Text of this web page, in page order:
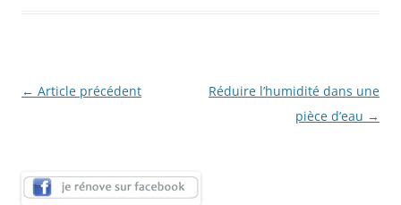
Navigation
← Article précédent
Réduire l’humidité dans une
pièce d’eau →